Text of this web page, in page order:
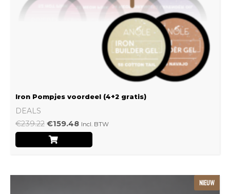
Iron Pompjes voordeel (4+2 gratis)
DEALS
€239.22 €159.48 Incl. BTW
NIEUW